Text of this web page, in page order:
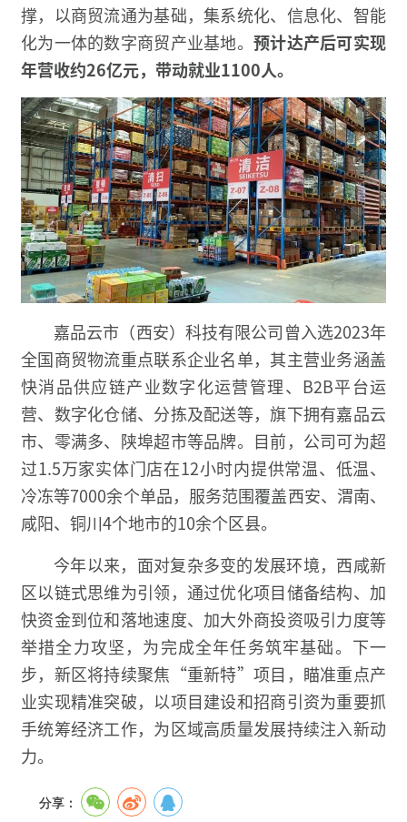
撑，以商贸流通为基础，集系统化、信息化、智能
化为一体的数字商贸产业基地。 预计达产后可实现
年营收约26亿元，带动就业1100人。
嘉品云市（西安）科技有限公司曾入选2023年
全国商贸物流重点联系企业名单，其主营业务涵盖
快消品供应链产业数字化运营管理、B2B平台运
营、数字化仓储、分拣及配送等，旗下拥有嘉品云
市、零满多、陕埠超市等品牌。目前，公司可为超
过1.5万家实体门店在12小时内提供常温、低温、
冷冻等7000余个单品，服务范围覆盖西安、渭南、
咸阳、铜川4个地市的10余个区县。
今年以来，面对复杂多变的发展环境，西咸新
区以链式思维为引领，通过优化项目储备结构、加
快资金到位和落地速度、加大外商投资吸引力度等
举措全力攻坚，为完成全年任务筑牢基础。下一
步，新区将持续聚焦“重新特”项目，瞄准重点产
业实现精准突破，以项目建设和招商引资为重要抓
手统筹经济工作，为区域高质量发展持续注入新动
力。
分享：